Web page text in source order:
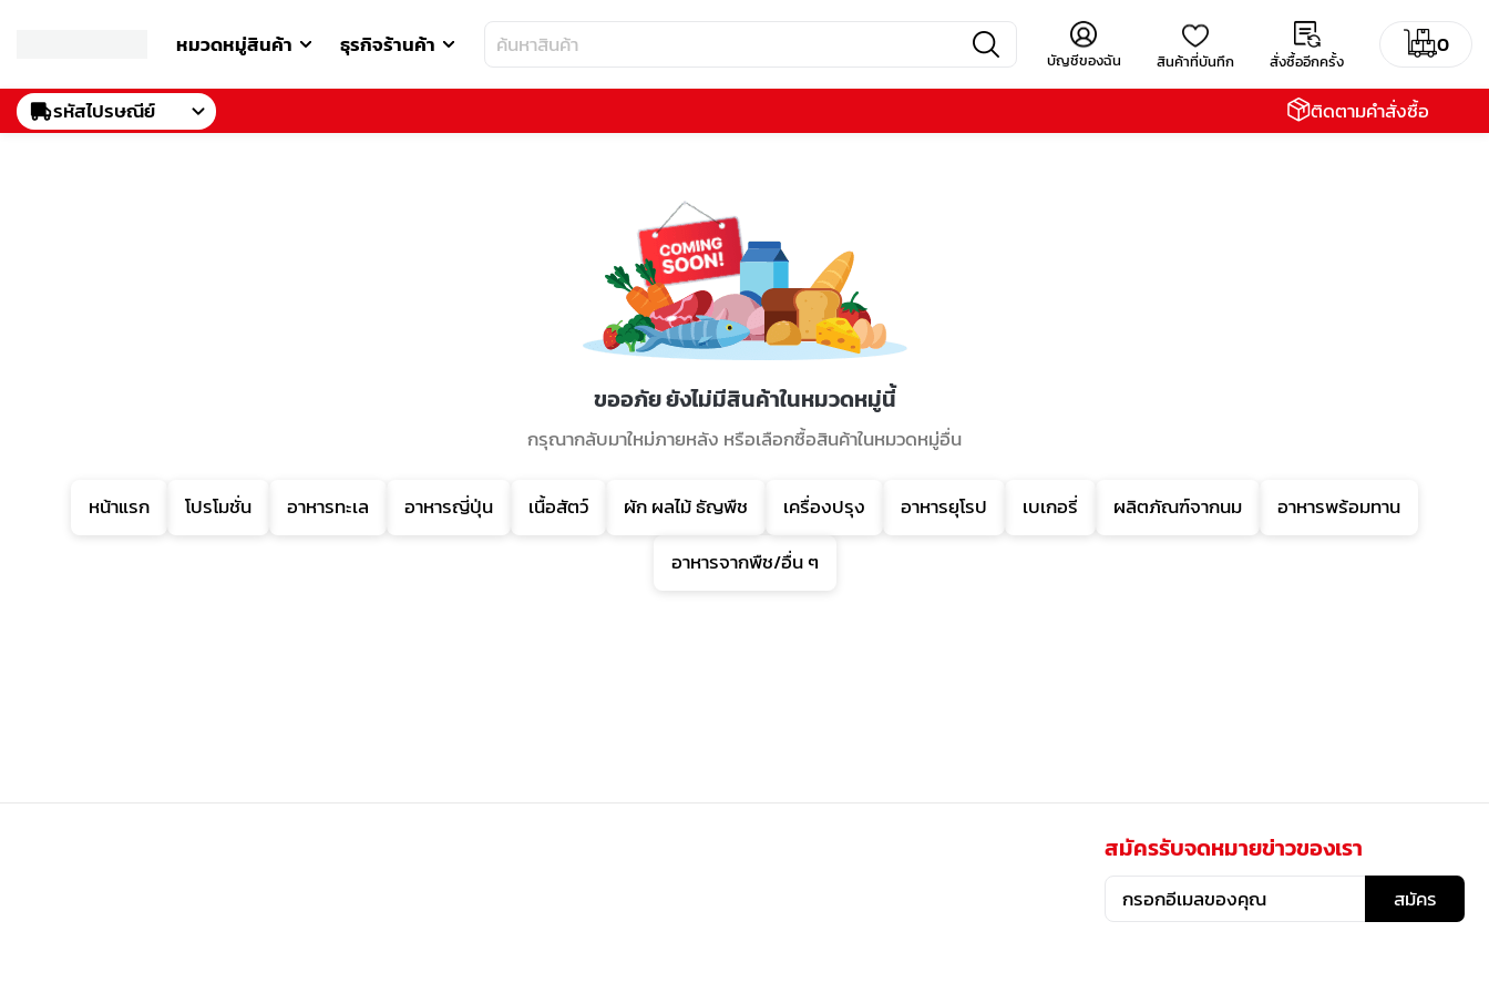
หมวดหมู่สินค้า ธุรกิจร้านค้า
บัญชีของฉัน สินค้าที่บันทึก สั่งซื้ออีกครั้ง
0
รหัสไปรษณีย์ ติดตามคำสั่งซื้อ
ขออภัย ยังไม่มีสินค้าในหมวดหมู่นี้
กรุณากลับมาใหม่ภายหลัง หรือเลือกซื้อสินค้าในหมวดหมู่อื่น
หน้าแรก โปรโมชั่น อาหารทะเล อาหารญี่ปุ่น เนื้อสัตว์ ผัก ผลไม้ ธัญพืช เครื่องปรุง อาหารยุโรป เบเกอรี่ ผลิตภัณฑ์จากนม
อาหารพร้อมทาน
อาหารจากพืช/อื่น ๆ
สมัครรับจดหมายข่าวของเรา
สมัคร